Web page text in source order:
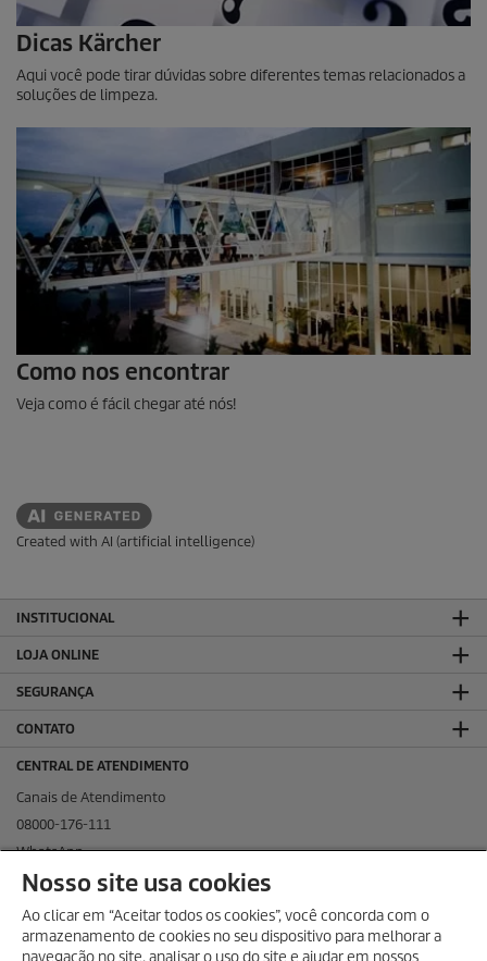
Dicas Kärcher
Aqui você pode tirar dúvidas sobre diferentes temas relacionados a
soluções de limpeza.
Como nos encontrar
Veja como é fácil chegar até nós!
Created with AI (artificial intelligence)
INSTITUCIONAL
LOJA ONLINE
SEGURANÇA
CONTATO
CENTRAL DE ATENDIMENTO
Canais de Atendimento
08000-176-111
WhatsApp
KÄRCHER NAS REDES SOCIAIS
Nosso site usa cookies
Ao clicar em “Aceitar todos os cookies”, você concorda com o
armazenamento de cookies no seu dispositivo para melhorar a
navegação no site, analisar o uso do site e ajudar em nossos